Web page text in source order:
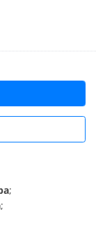
;
;